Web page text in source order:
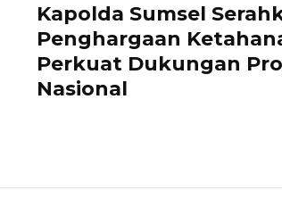
Kapolda Sumsel
Penghargaan
Perkuat Dukungan
Nasional